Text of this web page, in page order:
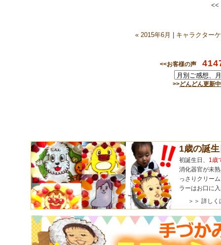
<<
« 2015年6月 キャラクター
<<お客様の声
>>どんどん更新
1歳の誕
初誕生日、 1歳
消化器官が未
っさりクリー
ラーはお口に
＞＞ 詳しく